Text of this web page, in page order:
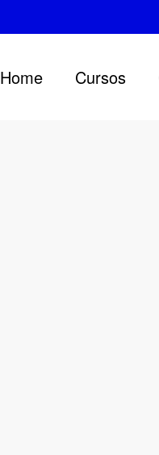
Home Cursos